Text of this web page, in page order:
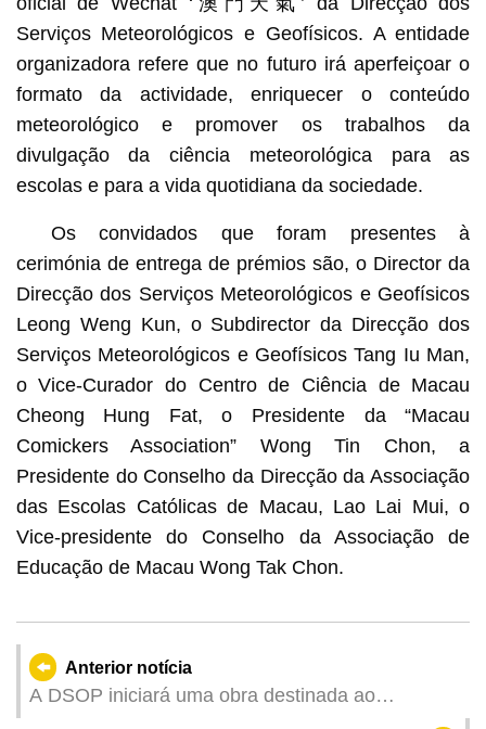
Serviços Meteorológicos e Geofísicos. A entidade
organizadora refere que no futuro irá aperfeiçoar o
formato da actividade, enriquecer o conteúdo
meteorológico e promover os trabalhos da
divulgação da ciência meteorológica para as
escolas e para a vida quotidiana da sociedade.
Os convidados que foram presentes à
cerimónia de entrega de prémios são, o Director da
Direcção dos Serviços Meteorológicos e Geofísicos
Leong Weng Kun, o Subdirector da Direcção dos
Serviços Meteorológicos e Geofísicos Tang Iu Man,
o Vice-Curador do Centro de Ciência de Macau
Cheong Hung Fat, o Presidente da “Macau
Comickers Association” Wong Tin Chon, a
Presidente do Conselho da Direcção da Associação
das Escolas Católicas de Macau, Lao Lai Mui, o
Vice-presidente do Conselho da Associação de
Educação de Macau Wong Tak Chon.
Anterior notícia
A DSOP iniciará uma obra destinada ao